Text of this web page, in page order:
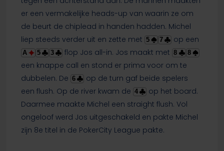
er een vermakelijke heads-up van waarin ze om
de beurt de chiplead in handen hadden. Michel
liep steeds verder uit en zette met 5 7 op een
A 5 3 flop Jos all-in. Jos maakt met 8 8
een knappe call en stond er prima voor om te
dubbelen. De 6
op de turn gaf beide spelers
een flush. Op de river kwam de 4
op het board.
Daarmee maakte Michel een straight flush. Vol
ongeloof werd Jos uitgeschakeld en pakte Michel
zijn 8e titel in de PokerCity League pakte.